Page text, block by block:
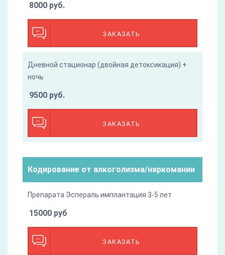
ЗАКАЗАТЬ
8000 руб.
Дневной стационар (двойная детоксикация) +
ночь
ЗАКАЗАТЬ
9500 руб.
Кодирование от алкоголизма/наркомании
Препарата Эспераль имплантация 3-5 лет
ЗАКАЗАТЬ
15000 руб